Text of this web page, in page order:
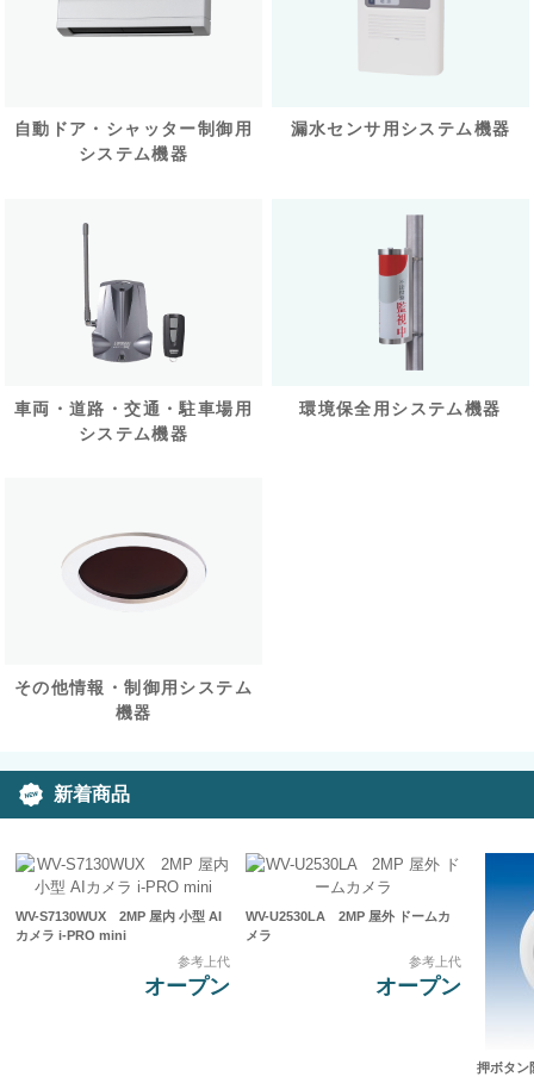
自動ドア・シャッター制御用
システム機器
漏水センサ用システム機器
車両・道路・交通・駐車場用
システム機器
環境保全用システム機器
その他情報・制御用システム
機器
新着商品
WV-S7130WUX 2MP 屋内 小型 AI
カメラ i-PRO mini
参考上代
オープン
WV-U2530LA 2MP 屋外 ドームカ
メラ
参考上代
オープン
押ボタン